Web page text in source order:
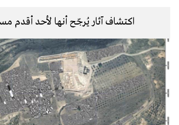
اكتشاف آثار يُرجّح أنها لأحد أقدم